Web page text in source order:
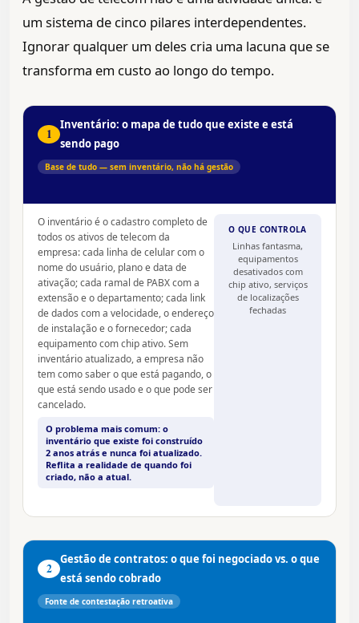
um sistema de cinco pilares interdependentes.
Ignorar qualquer um deles cria uma lacuna que se
transforma em custo ao longo do tempo.
1
Inventário: o mapa de tudo que existe e está
sendo pago
Base de tudo — sem inventário, não há gestão
O inventário é o cadastro completo de
todos os ativos de telecom da
empresa: cada linha de celular com o
nome do usuário, plano e data de
ativação; cada ramal de PABX com a
extensão e o departamento; cada link
de dados com a velocidade, o endereço
de instalação e o fornecedor; cada
equipamento com chip ativo. Sem
inventário atualizado, a empresa não
tem como saber o que está pagando, o
que está sendo usado e o que pode ser
cancelado.
O problema mais comum: o
inventário que existe foi construído
2 anos atrás e nunca foi atualizado.
Reflita a realidade de quando foi
criado, não a atual.
O QUE CONTROLA
Linhas fantasma,
equipamentos
desativados com
chip ativo, serviços
de localizações
fechadas
2
Gestão de contratos: o que foi negociado vs. o que
está sendo cobrado
Fonte de contestação retroativa